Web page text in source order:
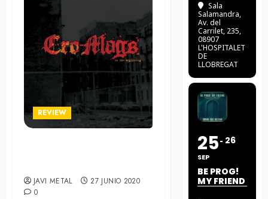
REVIEW
JAVI METAL
27 JUNIO 2020
0
Sala
Salamandra,
Av. del
Carrilet, 235,
08907
L'HOSPITALET
DE
LLOBREGAT
25
SEP
26
BE PROG!
MY FRIEND